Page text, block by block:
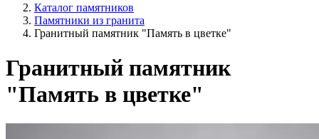
Каталог памятников
Памятники из гранита
Гранитный памятник "Память в цветке"
Гранитный памятник
"Память в цветке"